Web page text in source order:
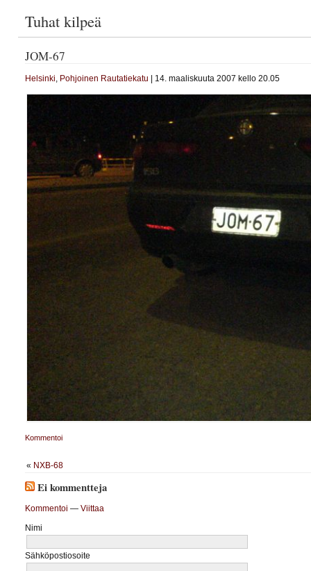
Tuhat kilpeä
JOM-67
Helsinki Pohjoinen Rautatiekatu | 14. maaliskuuta 2007 kello 20.05
Kommentoi
« NXB-68
Ei kommentteja
Kommentoi — Viittaa
Nimi
Sähköpostiosoite